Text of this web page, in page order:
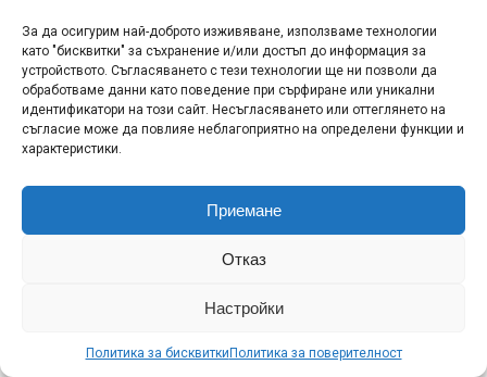
За да осигурим най-доброто изживяване, използваме технологии
като "бисквитки" за съхранение и/или достъп до информация за
устройството. Съгласяването с тези технологии ще ни позволи да
обработваме данни като поведение при сърфиране или уникални
идентификатори на този сайт. Несъгласяването или оттеглянето на
съгласие може да повлияе неблагоприятно на определени функции и
характеристики.
Приемане
Отказ
Настройки
Политика за бисквитки Политика за поверителност
въздушни възглавници за водача и пътника,
въздушна възглавница за коленете на водача,
предни и задни странични въздушни възглавници и
въздушни завеси. Огледалото за обратно виждане
функционира и като екран, предоставящ по-широк
Сред системите за подпомагане на водача са
интелигентен круиз контрол, предупреждение и
спиране при напречен трафик отпред и отзад,
предупреждение при напускане на лентата, както и
предни и задни сензори за паркиране с 360-